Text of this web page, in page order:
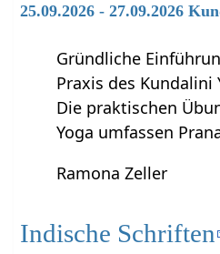
25.09.2026 - 27.09.2026
Gründliche
Praxis des Kundalini
Die praktischen
Yoga umfassen
Ramona Zeller
Indische Schriften